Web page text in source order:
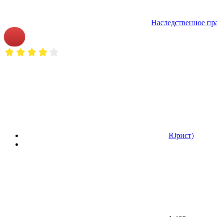
Наследственное
Юрист)